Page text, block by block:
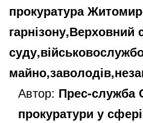
прокуратура
гарнізону,Верховний
Автор: Прес-служба
прокуратури у